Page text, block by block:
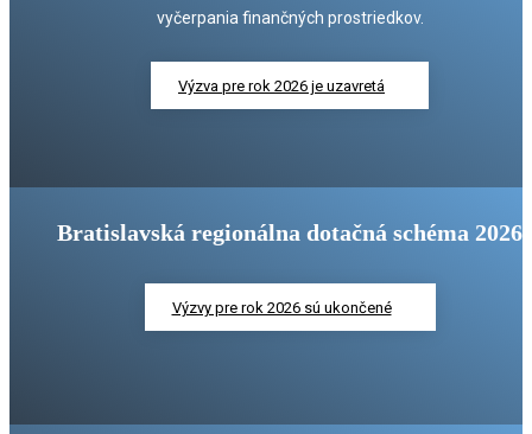
vyčerpania finančných prostriedkov.
Výzva pre rok 2026 je uzavretá
Bratislavská regionálna dotačná schéma 2026
Výzvy pre rok 2026 sú ukončené